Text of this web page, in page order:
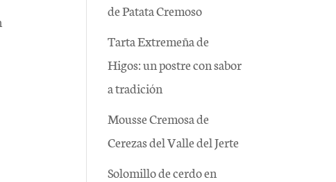
de Patata Cremoso
Tarta Extremeña de
Higos: un postre con sabor
a tradición
Mousse Cremosa de
Cerezas del Valle del Jerte
Solomillo de cerdo en